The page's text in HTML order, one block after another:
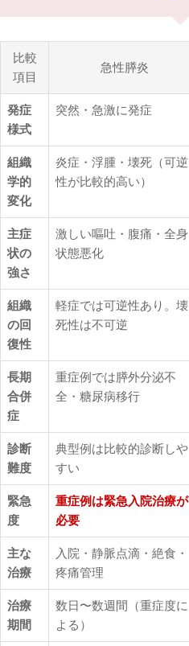
比較
項目
急性膵炎
発症
様式
突然・急激に発症
組織
学的
変化
炎症・浮腫・壊死（可逆
性が比較的高い）
主症
状の
強さ
激しい嘔吐・腹痛・全身
状態悪化
組織
の回
復性
軽症では可逆性あり。壊
死性は不可逆
長期
合併
症
重症例では膵外分泌不
全・糖尿病移行
診断
難度
典型例は比較的診断しや
すい
緊急
度
重症例は緊急入院治療が
必要
主な
治療
入院・静脈点滴・絶食・
疼痛管理
治療
期間
数日〜数週間（重症度に
よる）